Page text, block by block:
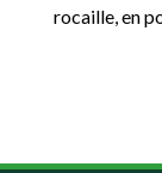
rocaille, en